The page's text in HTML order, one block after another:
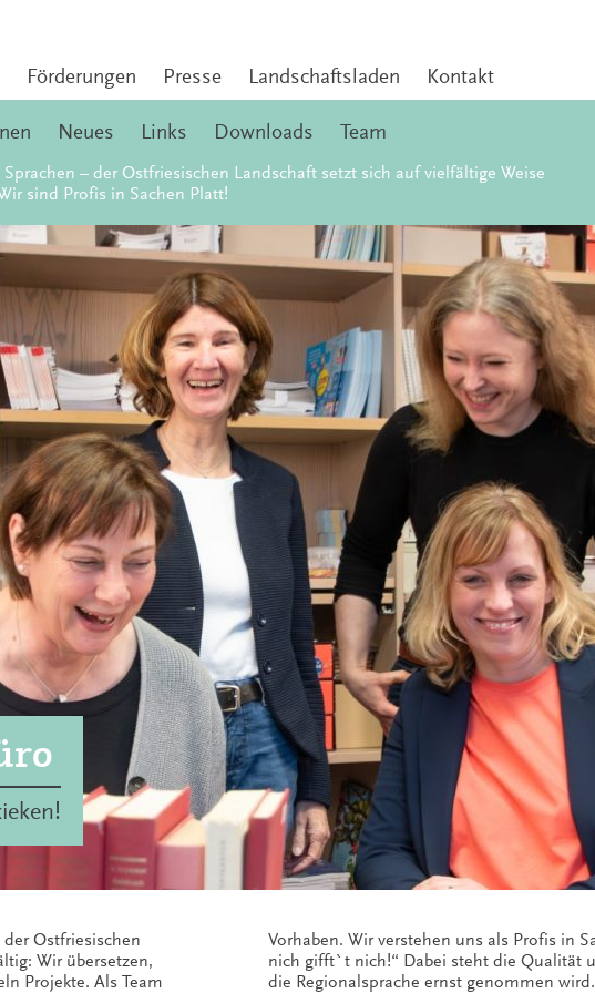
Förderungen Presse Landschaftsladen Kontakt
Neues Links Downloads Team
– der Ostfriesischen Landschaft setzt sich auf vielfältige Weise
sind Profis in Sachen Platt!
Ostfriesischen
Wir übersetzen,
Projekte. Als Team
denn: „Geiht
erster Stelle, damit
die Regionalsprache ernst genommen wird.